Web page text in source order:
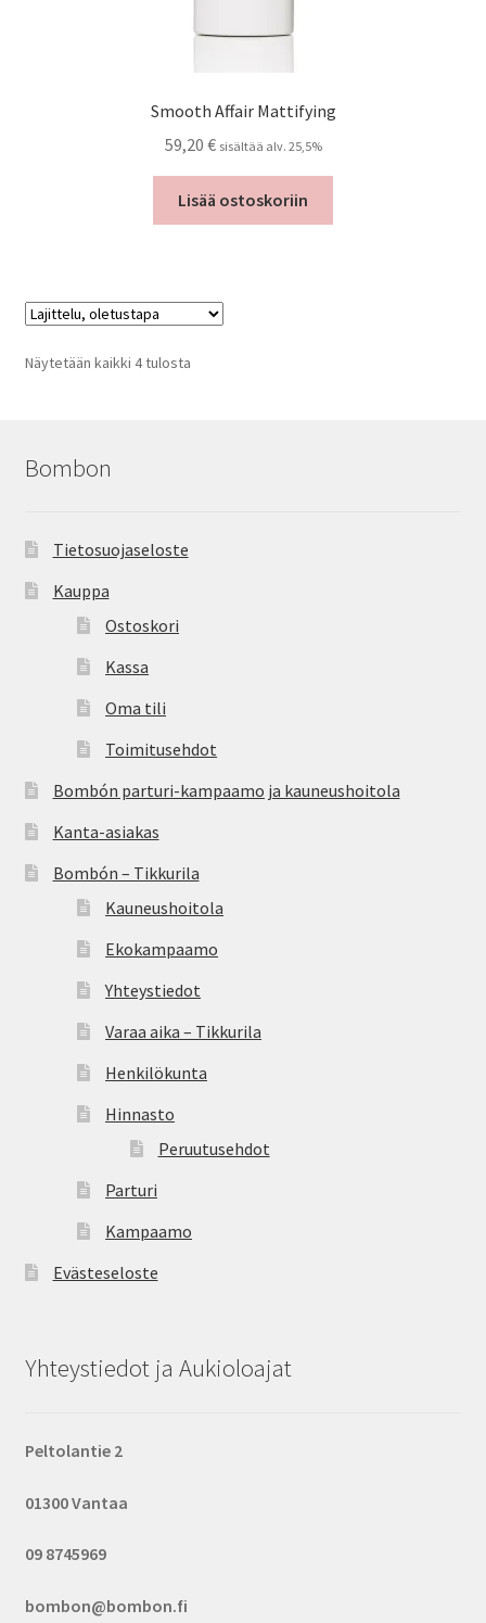
Smooth Affair Mattifying
59,20 € sisältää alv. 25,5%
Lisää ostoskoriin
Näytetään kaikki 4 tulosta
Bombon
Tietosuojaseloste
Kauppa
Ostoskori
Kassa
Oma tili
Toimitusehdot
Bombón parturi-kampaamo ja kauneushoitola
Kanta-asiakas
Bombón – Tikkurila
Kauneushoitola
Ekokampaamo
Yhteystiedot
Varaa aika – Tikkurila
Henkilökunta
Hinnasto
Peruutusehdot
Parturi
Kampaamo
Evästeseloste
Yhteystiedot ja Aukioloajat
Peltolantie 2
01300 Vantaa
09 8745969
bombon@bombon.fi